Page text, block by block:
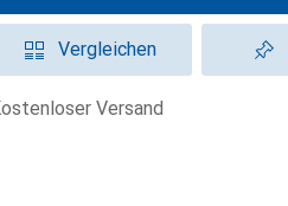
Vergleichen
kostenloser Versand